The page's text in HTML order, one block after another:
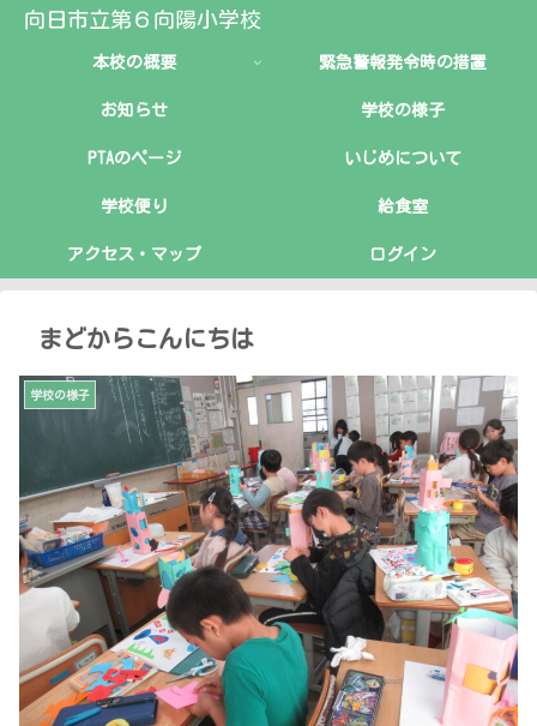
向日市立第６向陽小学校
本校の概要 緊急警報発令時の措置
お知らせ 学校の様子
PTAのページ いじめについて
学校便り 給食室
アクセス・マップ ログイン
まどからこんにちは
学校の様子